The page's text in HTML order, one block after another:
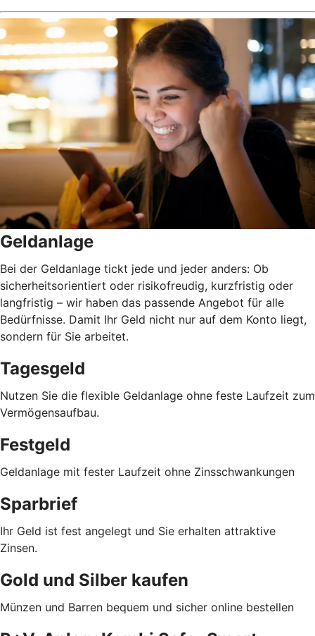
Geldanlage
Bei der Geldanlage tickt jede und jeder anders: Ob
sicherheitsorientiert oder risikofreudig, kurzfristig oder
langfristig – wir haben das passende Angebot für alle
Bedürfnisse. Damit Ihr Geld nicht nur auf dem Konto liegt,
sondern für Sie arbeitet.
Tagesgeld
Nutzen Sie die flexible Geldanlage ohne feste Laufzeit zum
Vermögensaufbau.
Festgeld
Geldanlage mit fester Laufzeit ohne Zinsschwankungen
Sparbrief
Ihr Geld ist fest angelegt und Sie erhalten attraktive
Zinsen.
Gold und Silber kaufen
Münzen und Barren bequem und sicher online bestellen